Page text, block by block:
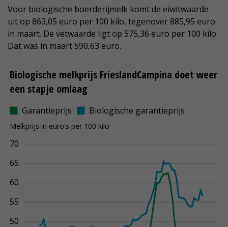
Voor biologische boerderijmelk komt de eiwitwaarde
uit op 863,05 euro per 100 kilo, tegenover 885,95 euro
in maart. De vetwaarde ligt op 575,36 euro per 100 kilo.
Dat was in maart 590,63 euro.